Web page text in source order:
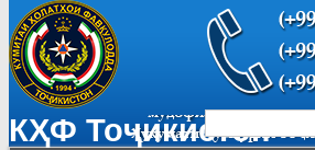
КҲФ Тоҷикистон
Форма